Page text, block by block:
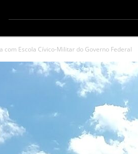
com Escola Cívico-Militar do Governo Federal